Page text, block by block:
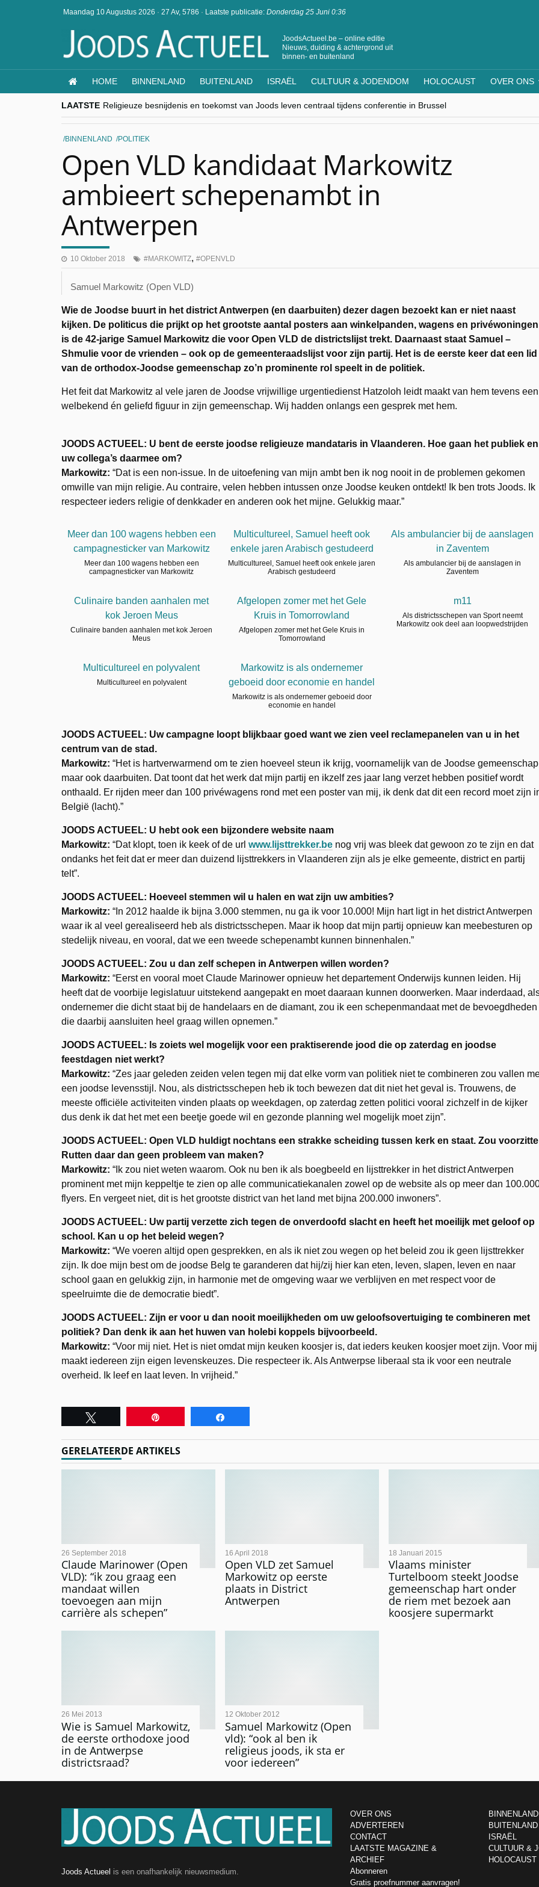
Maandag 10 Augustus 2026 · 27 Av, 5786 · Laatste publicatie: Donderdag 25 Juni 0:36
JoodsActueel.be – online editie
Nieuws, duiding & achtergrond uit
binnen- en buitenland
HOME BINNENLAND BUITENLAND ISRAËL CULTUUR & JODENDOM HOLOCAUST OVER ONS
LAATSTE Religieuze besnijdenis en toekomst van Joods leven centraal tijdens conferentie in Brussel
“Besnijdenisdebat toont hoe moeilijk seculiere Westen minderheden begrijpt”, Jinnih Beels (Vooruit)
CITYTRIP | ROEMENIË – Boekarest: de verrassing van Oost-Europa
“Vandaag zit elke Jood in België op de beklaagdenbank”
BINNENLAND POLITIEK
Open VLD kandidaat Markowitz
ambieert schepenambt in
Antwerpen
10 Oktober 2018 MARKOWITZ, OPENVLD
Samuel Markowitz (Open VLD)
Wie de Joodse buurt in het district Antwerpen (en daarbuiten) dezer dagen bezoekt kan er niet naast
kijken. De politicus die prijkt op het grootste aantal posters aan winkelpanden, wagens en privéwoningen
is de 42-jarige Samuel Markowitz die voor Open VLD de districtslijst trekt. Daarnaast staat Samuel –
Shmulie voor de vrienden – ook op de gemeenteraadslijst voor zijn partij. Het is de eerste keer dat een lid
van de orthodox-Joodse gemeenschap zo’n prominente rol speelt in de politiek.
Het feit dat Markowitz al vele jaren de Joodse vrijwillige urgentiedienst Hatzoloh leidt maakt van hem tevens een
welbekend én geliefd figuur in zijn gemeenschap. Wij hadden onlangs een gesprek met hem.
JOODS ACTUEEL: U bent de eerste joodse religieuze mandataris in Vlaanderen. Hoe gaan het publiek en
uw collega’s daarmee om?
Markowitz: “Dat is een non-issue. In de uitoefening van mijn ambt ben ik nog nooit in de problemen gekomen
omwille van mijn religie. Au contraire, velen hebben intussen onze Joodse keuken ontdekt! Ik ben trots Joods. Ik
respecteer ieders religie of denkkader en anderen ook het mijne. Gelukkig maar.”
Meer dan 100 wagens hebben een
campagnesticker van Markowitz
Meer dan 100 wagens hebben een
campagnesticker van Markowitz
Multicultureel, Samuel heeft ook
enkele jaren Arabisch gestudeerd
Multicultureel, Samuel heeft ook enkele jaren
Arabisch gestudeerd
Als ambulancier bij de aanslagen
in Zaventem
Als ambulancier bij de aanslagen in
Zaventem
Culinaire banden aanhalen met
kok Jeroen Meus
Culinaire banden aanhalen met kok Jeroen
Meus
Afgelopen zomer met het Gele
Kruis in Tomorrowland
Afgelopen zomer met het Gele Kruis in
Tomorrowland
m11
Als districtsschepen van Sport neemt
Markowitz ook deel aan loopwedstrijden
Multicultureel en polyvalent
Multicultureel en polyvalent
Markowitz is als ondernemer
geboeid door economie en handel
Markowitz is als ondernemer geboeid door
economie en handel
JOODS ACTUEEL: Uw campagne loopt blijkbaar goed want we zien veel reclamepanelen van u in het
centrum van de stad.
Markowitz: “Het is hartverwarmend om te zien hoeveel steun ik krijg, voornamelijk van de Joodse gemeenschap
maar ook daarbuiten. Dat toont dat het werk dat mijn partij en ikzelf zes jaar lang verzet hebben positief wordt
onthaald. Er rijden meer dan 100 privéwagens rond met een poster van mij, ik denk dat dit een record moet zijn
België (lacht).”
JOODS ACTUEEL: U hebt ook een bijzondere website naam
Markowitz: “Dat klopt, toen ik keek of de url www.lijsttrekker.be nog vrij was bleek dat gewoon zo te zijn en dat
ondanks het feit dat er meer dan duizend lijsttrekkers in Vlaanderen zijn als je elke gemeente, district en partij
telt”.
JOODS ACTUEEL: Hoeveel stemmen wil u halen en wat zijn uw ambities?
Markowitz: “In 2012 haalde ik bijna 3.000 stemmen, nu ga ik voor 10.000! Mijn hart ligt in het district Antwerpen
waar ik al veel gerealiseerd heb als districtsschepen. Maar ik hoop dat mijn partij opnieuw kan meebesturen op
stedelijk niveau, en vooral, dat we een tweede schepenambt kunnen binnenhalen.”
JOODS ACTUEEL: Zou u dan zelf schepen in Antwerpen willen worden?
Markowitz: “Eerst en vooral moet Claude Marinower opnieuw het departement Onderwijs kunnen leiden. Hij
heeft dat de voorbije legislatuur uitstekend aangepakt en moet daaraan kunnen doorwerken. Maar inderdaad,
ondernemer die dicht staat bij de handelaars en de diamant, zou ik een schepenmandaat met de bevoegdheden
die daarbij aansluiten heel graag willen opnemen.”
JOODS ACTUEEL: Is zoiets wel mogelijk voor een praktiserende jood die op zaterdag en joodse
feestdagen niet werkt?
Markowitz: “Zes jaar geleden zeiden velen tegen mij dat elke vorm van politiek niet te combineren zou vallen
een joodse levensstijl. Nou, als districtsschepen heb ik toch bewezen dat dit niet het geval is. Trouwens, de
meeste officiële activiteiten vinden plaats op weekdagen, op zaterdag zetten politici vooral zichzelf in de kijker
dus denk ik dat het met een beetje goede wil en gezonde planning wel mogelijk moet zijn”.
JOODS ACTUEEL: Open VLD huldigt nochtans een strakke scheiding tussen kerk en staat. Zou
Rutten daar dan geen probleem van maken?
Markowitz: “Ik zou niet weten waarom. Ook nu ben ik als boegbeeld en lijsttrekker in het district Antwerpen
prominent met mijn keppeltje te zien op alle communicatiekanalen zowel op de website als op meer dan
flyers. En vergeet niet, dit is het grootste district van het land met bijna 200.000 inwoners”.
JOODS ACTUEEL: Uw partij verzette zich tegen de onverdoofd slacht en heeft het moeilijk met geloof op
school. Kan u op het beleid wegen?
Markowitz: “We voeren altijd open gesprekken, en als ik niet zou wegen op het beleid zou ik geen lijsttrekker
zijn. Ik doe mijn best om de joodse Belg te garanderen dat hij/zij hier kan eten, leven, slapen, leven en naar
school gaan en gelukkig zijn, in harmonie met de omgeving waar we verblijven en met respect voor de
speelruimte die de democratie biedt”.
JOODS ACTUEEL: Zijn er voor u dan nooit moeilijkheden om uw geloofsovertuiging te combineren met
politiek? Dan denk ik aan het huwen van holebi koppels bijvoorbeeld.
Markowitz: “Voor mij niet. Het is niet omdat mijn keuken koosjer is, dat ieders keuken koosjer moet zijn. Voor mij
maakt iedereen zijn eigen levenskeuzes. Die respecteer ik. Als Antwerpse liberaal sta ik voor een neutrale
overheid. Ik leef en laat leven. In vrijheid.”
GERELATEERDE ARTIKELS
Claude Marinower (Open
VLD): “ik zou graag een
mandaat willen
toevoegen aan mijn
carrière als schepen”
26 September 2018
Open VLD zet Samuel
Markowitz op eerste
plaats in District
Antwerpen
16 April 2018
Vlaams minister
Turtelboom steekt Joodse
gemeenschap hart onder
de riem met bezoek aan
koosjere supermarkt
18 Januari 2015
Wie is Samuel Markowitz,
de eerste orthodoxe jood
in de Antwerpse
districtsraad?
26 Mei 2013
Samuel Markowitz (Open
vld): “ook al ben ik
religieus joods, ik sta er
voor iedereen”
12 Oktober 2012
Joods Actueel is een onafhankelijk nieuwsmedium.
OVER ONS
ADVERTEREN
CONTACT
LAATSTE MAGAZINE &
ARCHIEF
Abonneren
Gratis proefnummer aanvragen!
BINNENLAND
BUITENLAND
ISRAËL
CULTUUR &
HOLOCAUST